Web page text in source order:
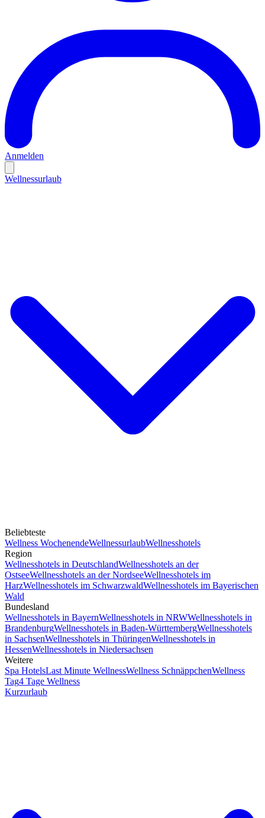
Anmelden
Wellnessurlaub
Beliebteste
Wellness WochenendeWellnessurlaubWellnesshotels
Region
Wellnesshotels in DeutschlandWellnesshotels an der
OstseeWellnesshotels an der NordseeWellnesshotels im
HarzWellnesshotels im SchwarzwaldWellnesshotels im Bayerischen
Wald
Bundesland
Wellnesshotels in BayernWellnesshotels in NRWWellnesshotels in
BrandenburgWellnesshotels in Baden-WürttembergWellnesshotels
in SachsenWellnesshotels in ThüringenWellnesshotels in
HessenWellnesshotels in Niedersachsen
Weitere
Spa HotelsLast Minute WellnessWellness SchnäppchenWellness
Tag4 Tage Wellness
Kurzurlaub